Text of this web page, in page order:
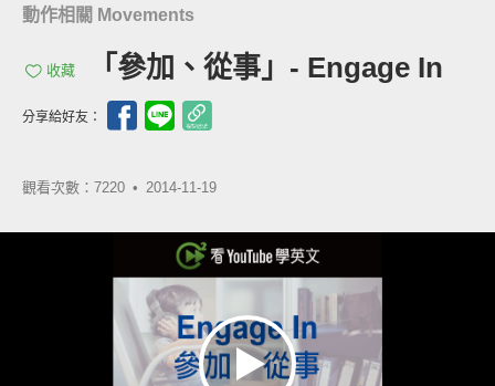
動作相關 Movements
收藏 「參加、從事」- Engage In
分享給好友：
觀看次數：7220 • 2014-11-19